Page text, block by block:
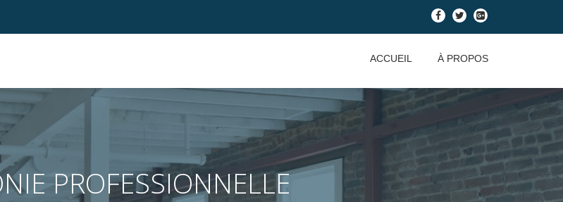
- - -
ACCUEIL À PROPOS
PROFESSIONNELLE